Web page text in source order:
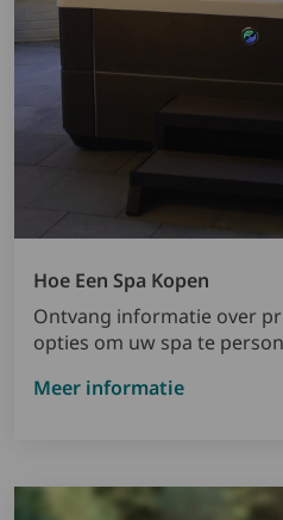
Hoe Een Spa Kopen
Ontvang informatie over
opties om uw spa te
Meer informatie